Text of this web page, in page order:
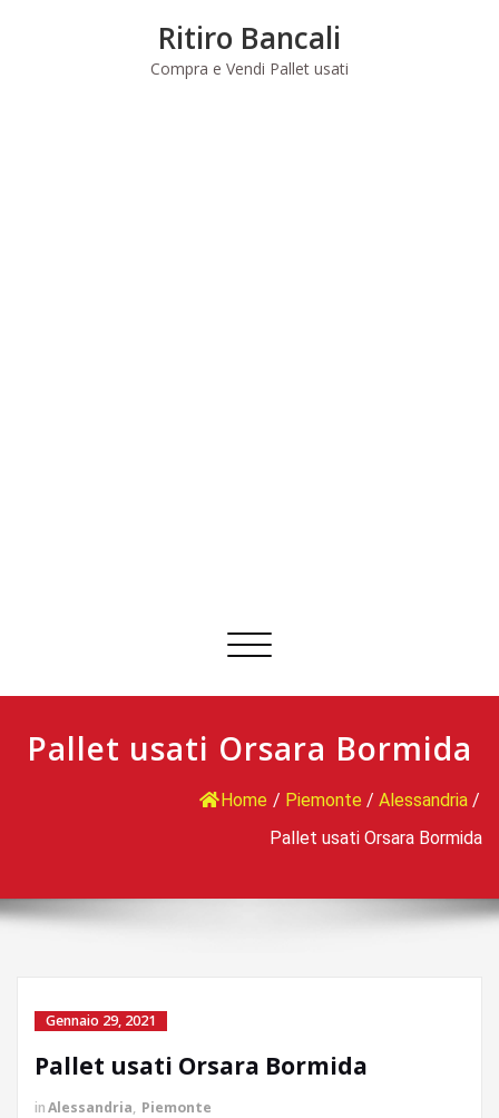
Ritiro Bancali
Compra e Vendi Pallet usati
Commuta
Pallet usati Orsara Bormida
Home / Piemonte / Alessandria /
Pallet usati Orsara Bormida
Gennaio 29, 2021
Pallet usati Orsara Bormida
inAlessandria, Piemonte